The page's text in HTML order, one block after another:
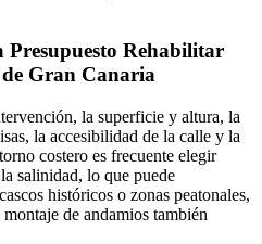
Presupuesto Rehabilitar
Gran Canaria
la superficie y altura, la
la accesibilidad de la calle y la
costero es frecuente elegir
salinidad, lo que puede
históricos o zonas peatonales,
de andamios también